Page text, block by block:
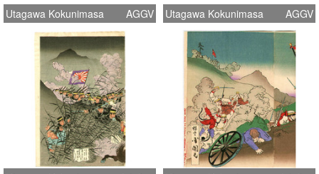
Utagawa Kokunimasa AGGV Utagawa Kokunimasa AGGV